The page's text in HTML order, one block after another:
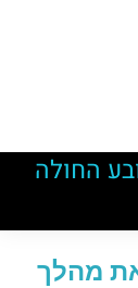
תובע החולה
מהלך